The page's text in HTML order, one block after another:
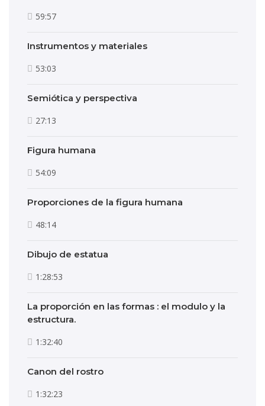
59:57
Instrumentos y materiales
53:03
Semiótica y perspectiva
27:13
Figura humana
54:09
Proporciones de la figura humana
48:14
Dibujo de estatua
1:28:53
La proporción en las formas : el modulo y la
estructura.
1:32:40
Canon del rostro
1:32:23